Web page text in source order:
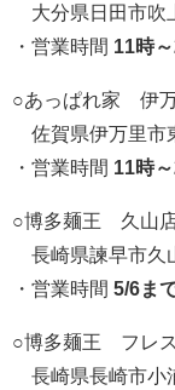
大分県日田市吹
・営業時間 11時
○あっぱれ家 伊
佐賀県伊万里市
・営業時間 11時
○博多麺王 久山
長崎県諫早市久
・営業時間 5/6ま
○博多麺王 フレ
長崎県長崎市小